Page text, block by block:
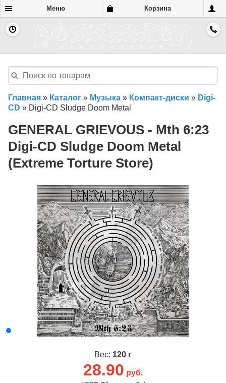
Меню Корзина
Главная » Каталог » Музыка » Компакт-диски » Digi-
CD » Digi-CD Sludge Doom Metal
GENERAL GRIEVOUS - Mth 6​:​23
Digi-CD Sludge Doom Metal
(Extreme Torture Store)
Вес: 120 г
28.90 руб.